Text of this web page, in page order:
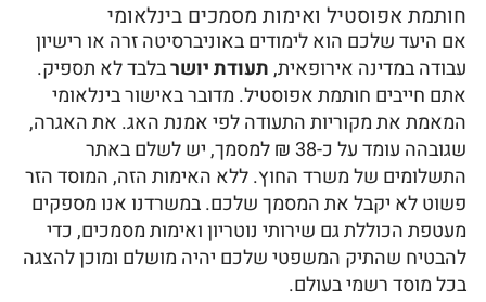
חותמת אפוסטיל ואימות מסמכים בינלאומי
אם היעד שלכם הוא לימודים באוניברסיטה זרה או רישיון
עבודה במדינה אירופאית,תעודת יושרבלבד לא תספיק.
אתם חייבים חותמת אפוסטיל. מדובר באישור בינלאומי
המאמת את מקוריות התעודה לפי אמנת האג. את האגרה,
שגובהה עומד על כ-38 ₪ למסמך, יש לשלם באתר
התשלומים של משרד החוץ. ללא האימות הזה, המוסד הזר
פשוט לא יקבל את המסמך שלכם. במשרדנו אנו מספקים
מעטפת הכוללת גם שירותי נוטריון ואימות מסמכים, כדי
להבטיח שהתיק המשפטי שלכם יהיה מושלם ומוכן להצגה
בכל מוסד רשמי בעולם.